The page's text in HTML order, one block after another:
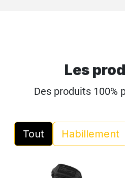
Les
Des produits 100%
Tout Habillement